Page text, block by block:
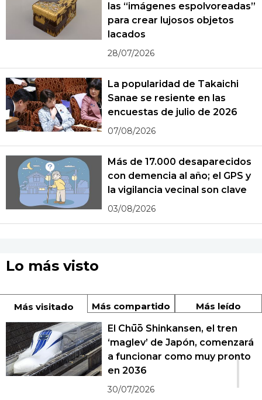
las “imágenes espolvoreadas”
para crear lujosos objetos
lacados
28/07/2026
La popularidad de Takaichi
Sanae se resiente en las
encuestas de julio de 2026
07/08/2026
Más de 17.000 desaparecidos
con demencia al año; el GPS y
la vigilancia vecinal son clave
03/08/2026
Lo más visto
Más visitado Más compartido Más leído
1
El Chūō Shinkansen, el tren
‘maglev’ de Japón, comenzará
a funcionar como muy pronto
en 2036
30/07/2026